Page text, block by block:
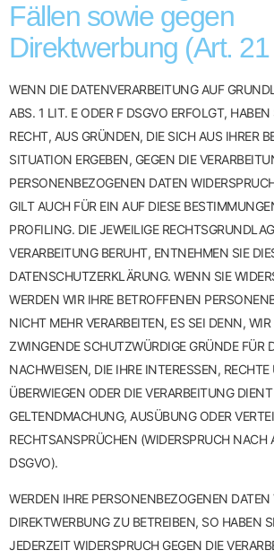
Fällen sowie gegen
Direktwerbung (Art.
WENN DIE DATENVERARBEITUNG AUF
ABS. 1 LIT. E ODER F DSGVO ERFOLGT,
RECHT, AUS GRÜNDEN, DIE SICH AUS IHRER
SITUATION ERGEBEN, GEGEN DIE
PERSONENBEZOGENEN DATEN
GILT AUCH FÜR EIN AUF DIESE
PROFILING. DIE JEWEILIGE
VERARBEITUNG BERUHT, ENTNEHMEN SIE
DATENSCHUTZERKLÄRUNG. WENN SIE
WERDEN WIR IHRE BETROFFENEN
NICHT MEHR VERARBEITEN, ES SEI DENN,
ZWINGENDE SCHUTZWÜRDIGE GRÜNDE FÜR
NACHWEISEN, DIE IHRE INTERESSEN,
ÜBERWIEGEN ODER DIE VERARBEITUNG
GELTENDMACHUNG, AUSÜBUNG ODER
RECHTSANSPRÜCHEN (WIDERSPRUCH NACH
DSGVO).
WERDEN IHRE PERSONENBEZOGENEN DATEN
DIREKTWERBUNG ZU BETREIBEN, SO HABEN
JEDERZEIT WIDERSPRUCH GEGEN DIE